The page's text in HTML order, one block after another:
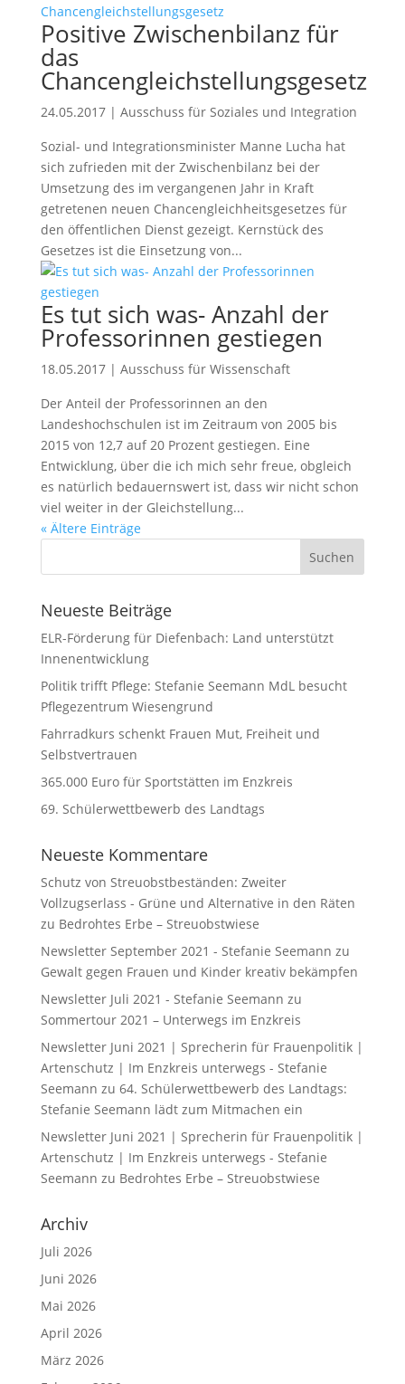
Positive Zwischenbilanz für
das
Chancengleichstellungsgesetz
24.05.2017| Ausschuss für Soziales und Integration
Sozial- und Integrationsminister Manne Lucha hat
sich zufrieden mit der Zwischenbilanz bei der
Umsetzung des im vergangenen Jahr in Kraft
getretenen neuen Chancengleichheitsgesetzes für
den öffentlichen Dienst gezeigt. Kernstück des
Gesetzes ist die Einsetzung von...
Es tut sich was- Anzahl der
Professorinnen gestiegen
18.05.2017| Ausschuss für Wissenschaft
Der Anteil der Professorinnen an den
Landeshochschulen ist im Zeitraum von 2005 bis
2015 von 12,7 auf 20 Prozent gestiegen. Eine
Entwicklung, über die ich mich sehr freue, obgleich
es natürlich bedauernswert ist, dass wir nicht schon
viel weiter in der Gleichstellung...
« Ältere Einträge
Neueste Beiträge
ELR-Förderung für Diefenbach: Land unterstützt
Innenentwicklung
Politik trifft Pflege: Stefanie Seemann MdL besucht
Pflegezentrum Wiesengrund
Fahrradkurs schenkt Frauen Mut, Freiheit und
Selbstvertrauen
365.000 Euro für Sportstätten im Enzkreis
69. Schülerwettbewerb des Landtags
Neueste Kommentare
Schutz von Streuobstbeständen: Zweiter
Vollzugserlass - Grüne und Alternative in den Räten
zu Bedrohtes Erbe – Streuobstwiese
Newsletter September 2021 - Stefanie Seemann zu
Gewalt gegen Frauen und Kinder kreativ bekämpfen
Newsletter Juli 2021 - Stefanie Seemann zu
Sommertour 2021 – Unterwegs im Enzkreis
Newsletter Juni 2021 | Sprecherin für Frauenpolitik |
Artenschutz | Im Enzkreis unterwegs - Stefanie
Seemann zu 64. Schülerwettbewerb des Landtags:
Stefanie Seemann lädt zum Mitmachen ein
Newsletter Juni 2021 | Sprecherin für Frauenpolitik |
Artenschutz | Im Enzkreis unterwegs - Stefanie
Seemann zu Bedrohtes Erbe – Streuobstwiese
Archiv
Juli 2026
Juni 2026
Mai 2026
April 2026
März 2026